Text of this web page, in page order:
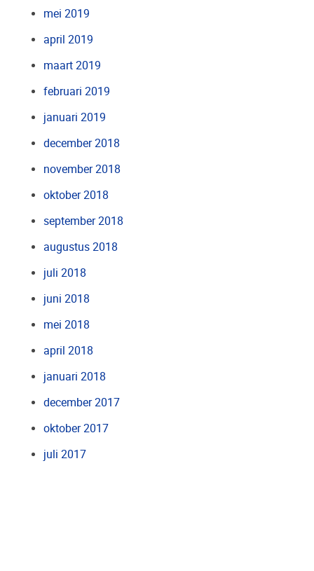
mei 2019
april 2019
maart 2019
februari 2019
januari 2019
december 2018
november 2018
oktober 2018
september 2018
augustus 2018
juli 2018
juni 2018
mei 2018
april 2018
januari 2018
december 2017
oktober 2017
juli 2017